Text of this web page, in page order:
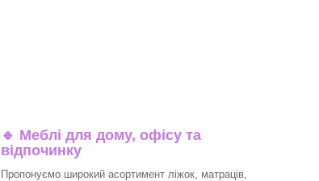
🔹 Меблі для дому, офісу та
відпочинку
Пропонуємо широкий асортимент ліжок, матраців,